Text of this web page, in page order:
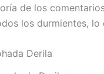
de los
los durmientes,
Derila